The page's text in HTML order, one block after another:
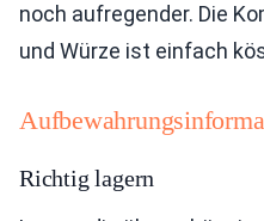
noch aufregender. Die
und Würze ist einfach
Richtig lagern